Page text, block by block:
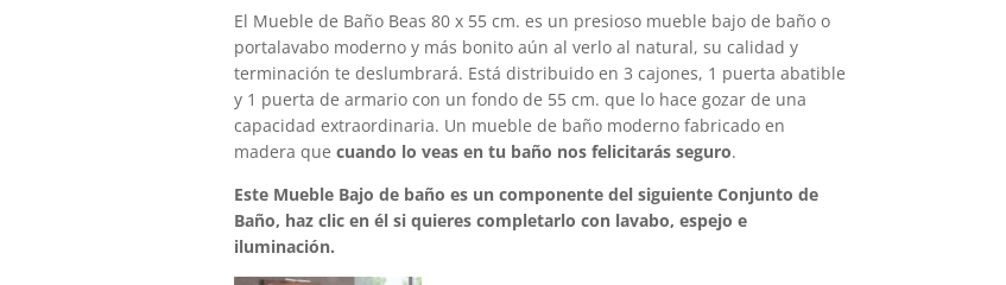
El Mueble de Baño Beas 80 x 55 cm. es un presioso mueble bajo de baño o
portalavabo moderno y más bonito aún al verlo al natural, su calidad y
terminación te deslumbrará. Está distribuido en 3 cajones, 1 puerta abatible
y 1 puerta de armario con un fondo de 55 cm. que lo hace gozar de una
capacidad extraordinaria. Un mueble de baño moderno fabricado en
madera que cuando lo veas en tu baño nos felicitarás seguro.
Este Mueble Bajo de baño es un componente del siguiente Conjunto de
Baño, haz clic en él si quieres completarlo con lavabo, espejo e
iluminación.